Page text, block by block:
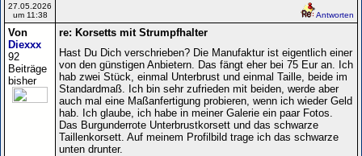
27.05.2026
um 11:38
Antworten
Von
Diexxx
92
Beiträge
bisher
re: Korsetts mit Strumpfhalter
Hast Du Dich verschrieben? Die Manufaktur ist eigentlich einer
von den günstigen Anbietern. Das fängt eher bei 75 Eur an. Ich
hab zwei Stück, einmal Unterbrust und einmal Taille, beide im
Standardmaß. Ich bin sehr zufrieden mit beiden, werde aber
auch mal eine Maßanfertigung probieren, wenn ich wieder Geld
hab. Ich glaube, ich habe in meiner Galerie ein paar Fotos.
Das Burgunderrote Unterbrustkorsett und das schwarze
Taillenkorsett. Auf meinem Profilbild trage ich das schwarze
unten drunter.